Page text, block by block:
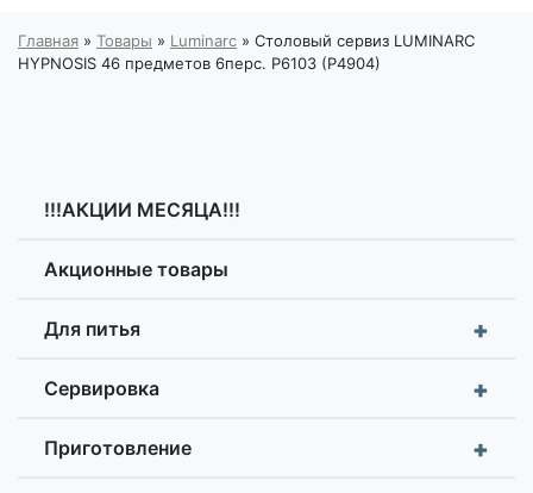
Главная » Товары » Luminarc » Столовый сервиз LUMINARC
HYPNOSIS 46 предметов 6перс. P6103 (P4904)
!!!АКЦИИ МЕСЯЦА!!!
Акционные товары
+
Для питья
+
Сервировка
+
Приготовление